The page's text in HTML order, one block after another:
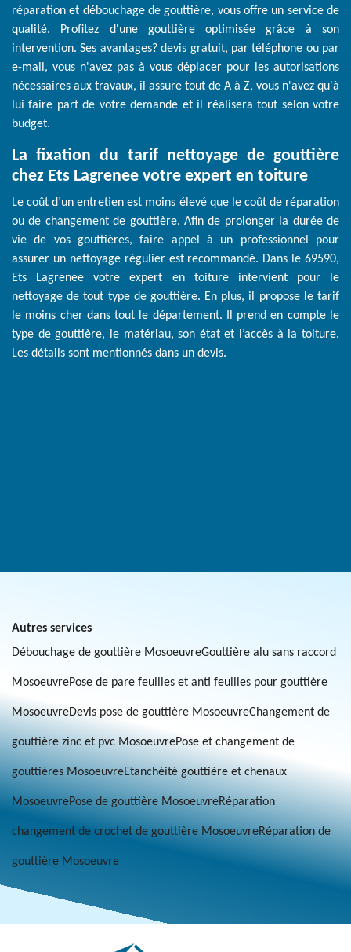
réparation et débouchage de gouttière, vous offre un service de
qualité. Profitez d'une gouttière optimisée grâce à son
intervention. Ses avantages? devis gratuit, par téléphone ou par
e-mail, vous n'avez pas à vous déplacer pour les autorisations
nécessaires aux travaux, il assure tout de A à Z, vous n'avez qu'à
lui faire part de votre demande et il réalisera tout selon votre
budget.
La fixation du tarif nettoyage de gouttière
chez Ets Lagrenee votre expert en toiture
Le coût d’un entretien est moins élevé que le coût de réparation
ou de changement de gouttière. Afin de prolonger la durée de
vie de vos gouttières, faire appel à un professionnel pour
assurer un nettoyage régulier est recommandé. Dans le 69590,
Ets Lagrenee votre expert en toiture intervient pour le
nettoyage de tout type de gouttière. En plus, il propose le tarif
le moins cher dans tout le département. Il prend en compte le
type de gouttière, le matériau, son état et l’accès à la toiture.
Les détails sont mentionnés dans un devis.
Autres services
Débouchage de gouttière MosoeuvreGouttière alu sans raccord
MosoeuvrePose de pare feuilles et anti feuilles pour gouttière
MosoeuvreDevis pose de gouttière MosoeuvreChangement de
gouttière zinc et pvc MosoeuvrePose et changement de
gouttières MosoeuvreEtanchéité gouttière et chenaux
MosoeuvrePose de gouttière MosoeuvreRéparation
changement de crochet de gouttière MosoeuvreRéparation de
gouttière Mosoeuvre